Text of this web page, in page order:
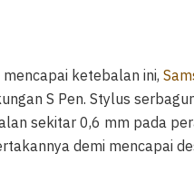
ketebalan ini,
S Pen. Stylus
sekitar 0,6 mm pada
demi mencapai